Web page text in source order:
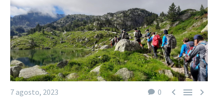
0   
7 agosto, 2023